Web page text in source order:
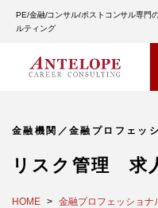
PE/金融/コンサル/ポストコンサル専
ルティング
金融機関／金融プロフェッ
リスク管理 求
HOME
金融プロフェッショナ